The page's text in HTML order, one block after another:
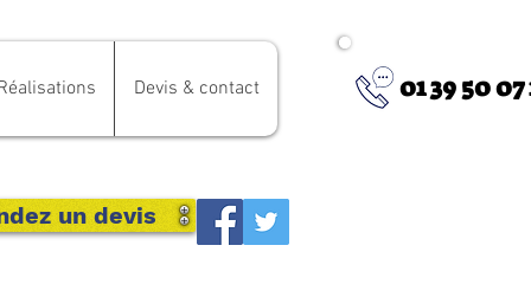
Devis & contact 01 39 50 07
un devis